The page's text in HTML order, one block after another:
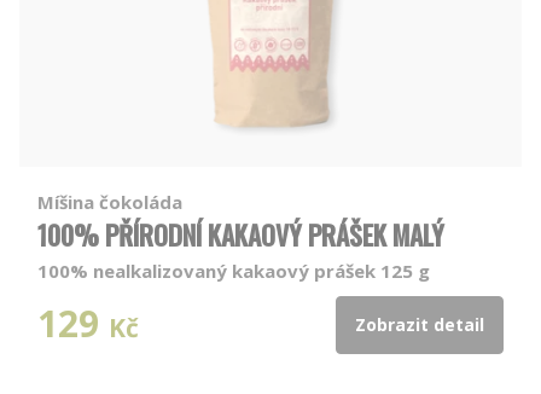
Míšina čokoláda
100% PŘÍRODNÍ KAKAOVÝ PRÁŠEK MALÝ
100% nealkalizovaný kakaový prášek 125 g
129 Kč Zobrazit detail